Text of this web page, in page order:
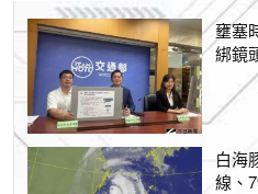
壅塞
綁鏡
白海
線、